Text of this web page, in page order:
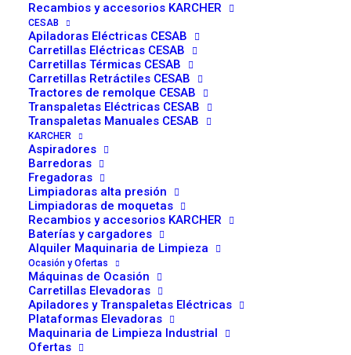
Recambios y accesorios KARCHER
CESAB
Apiladoras Eléctricas CESAB
Carretillas Eléctricas CESAB
Carretillas Térmicas CESAB
Carretillas Retráctiles CESAB
Tractores de remolque CESAB
Transpaletas Eléctricas CESAB
Transpaletas Manuales CESAB
KARCHER
Aspiradores
Barredoras
Fregadoras
Limpiadoras alta presión
Limpiadoras de moquetas
Recambios y accesorios KARCHER
Baterías y cargadores
Alquiler Maquinaria de Limpieza
Ocasión y Ofertas
Máquinas de Ocasión
Carretillas Elevadoras
Apiladores y Transpaletas Eléctricas
Plataformas Elevadoras
Maquinaria de Limpieza Industrial
Ofertas
batería reciba exactamente la cantidad de agua necesaria, evitando
sobrellenados, derrames y daños internos.
Fabricado con materiales resistentes y diseñado para uso industrial,
este flotador garantiza un funcionamiento preciso y fiable en
baterías de tracción utilizadas en carretillas elevadoras,
transpaletas eléctricas y maquinaria de almacén.
Ventajas principales
Control preciso del nivel de agua
Compatible con tapones BFS estándar
Evita daños por sobrellenado
Mejora el rendimiento y la vida útil de la batería
Instalación rápida y sin herramientas
Ideal para